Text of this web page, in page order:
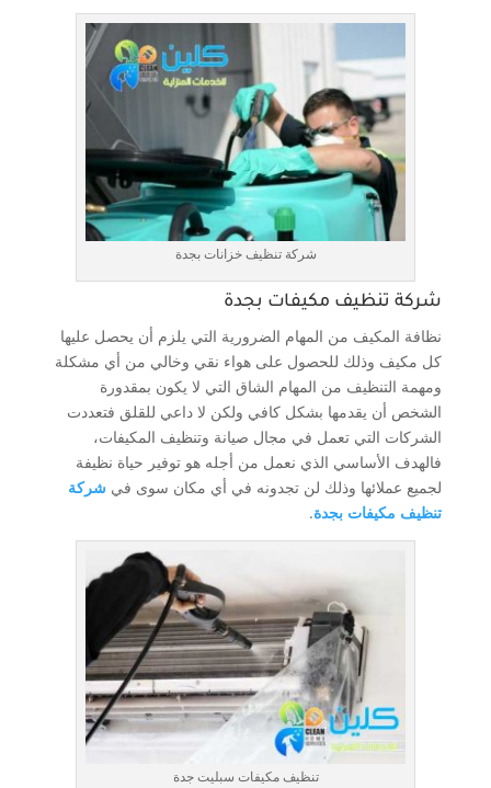
شركة تنظيف خزانات بجدة
شركة تنظيف مكيفات بجدة
نظافة المكيف من المهام الضرورية التي يلزم أن يحصل عليها
كل مكيف وذلك للحصول على هواء نقي وخالي من أي مشكلة
ومهمة التنظيف من المهام الشاق التي لا يكون بمقدورة
الشخص أن يقدمها بشكل كافي ولكن لا داعي للقلق فتعددت
الشركات التي تعمل في مجال صيانة وتنظيف المكيفات،
فالهدف الأساسي الذي نعمل من أجله هو توفير حياة نظيفة
لجميع عملائها وذلك لن تجدونه في أي مكان سوى في شركة
تنظيف مكيفات بجدة.
تنظيف مكيفات سبليت جدة